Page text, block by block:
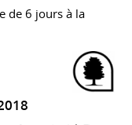
de 6 jours à la